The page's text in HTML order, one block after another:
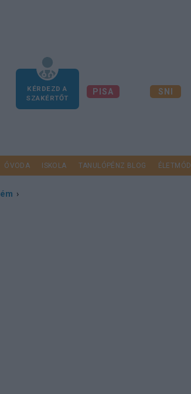
KÉRDEZD A
SZAKÉRTŐT
PISA SNI
ÓVODA ISKOLA TANULÓPÉNZ BLOG ÉLETMÓD
›